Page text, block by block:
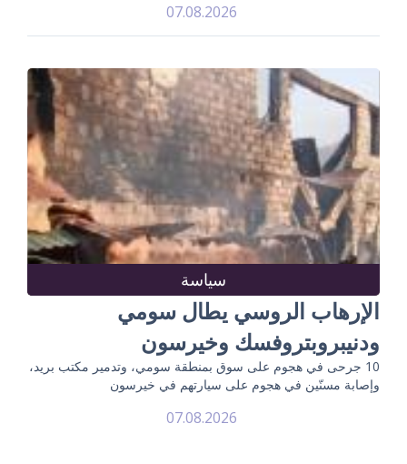
07.08.2026
سياسة
الإرهاب الروسي يطال سومي
ودنيبروبتروفسك وخيرسون
10 جرحى في هجوم على سوق بمنطقة سومي، وتدمير مكتب بريد،
وإصابة مسنّين في هجوم على سيارتهم في خيرسون
07.08.2026